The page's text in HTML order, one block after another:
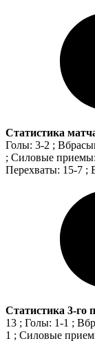
Статистика
Голы: 3-2 ;
; Силовые
Перехваты: 15-7 ;
Статистика 3-го
13 ; Голы: 1-1 ;
1 ; Силовые